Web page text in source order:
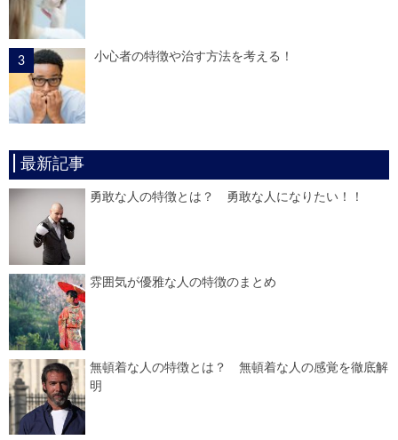
小心者の特徴や治す方法を考える！
最新記事
勇敢な人の特徴とは？ 勇敢な人になりたい！！
雰囲気が優雅な人の特徴のまとめ
無頓着な人の特徴とは？ 無頓着な人の感覚を徹底解
明